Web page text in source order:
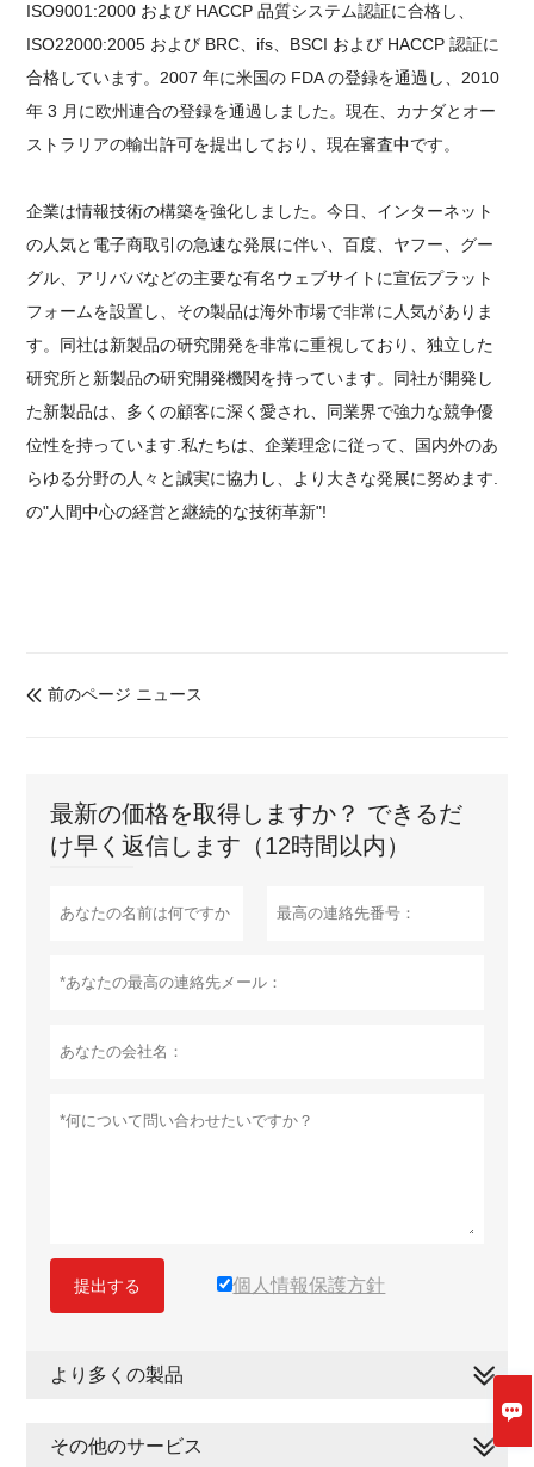

ISO9001:2000 および HACCP 品質システム認証に合格し、
ISO22000:2005 および BRC、ifs、BSCI および HACCP 認証に
合格しています。2007 年に米国の FDA の登録を通過し、2010
年 3 月に欧州連合の登録を通過しました。現在、カナダとオー
ストラリアの輸出許可を提出しており、現在審査中です。
企業は情報技術の構築を強化しました。今日、インターネット
の人気と電子商取引の急速な発展に伴い、百度、ヤフー、グー
グル、アリババなどの主要な有名ウェブサイトに宣伝プラット
フォームを設置し、その製品は海外市場で非常に人気がありま
す。同社は新製品の研究開発を非常に重視しており、独立した
研究所と新製品の研究開発機関を持っています。同社が開発し
た新製品は、多くの顧客に深く愛され、同業界で強力な競争優
位性を持っています.私たちは、企業理念に従って、国内外のあ
らゆる分野の人々と誠実に協力し、より大きな発展に努めます.
の"人間中心の経営と継続的な技術革新"!
 前のページ ニュース
最新の価格を取得しますか？ できるだ
け早く返信します（12時間以内）
提出する 個人情報保護方針
より多くの製品
その他のサービス